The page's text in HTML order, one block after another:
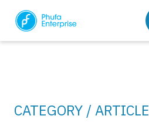
บริการของเรา
CATEGORY / ARTICLE